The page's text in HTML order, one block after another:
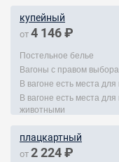
купейный
от 4 146 ₽
Постельное белье
Вагоны с правом
В вагоне есть места
В вагоне есть места
животными
плацкартный
от 2 224 ₽